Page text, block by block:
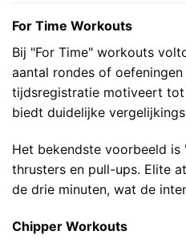
For Time Workouts
Bij "For Time" workouts
aantal rondes of
tijdsregistratie motiveert tot
biedt duidelijke
Het bekendste voorbeeld is
thrusters en pull-ups. Elite
de drie minuten, wat de
Chipper Workouts